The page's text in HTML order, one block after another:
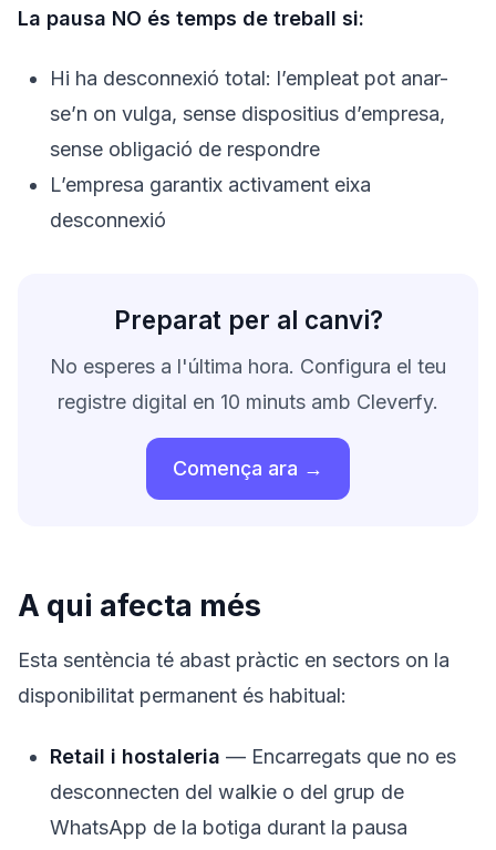
La pausa NO és temps de treball si:
Hi ha desconnexió total: l’empleat pot anar-
se’n on vulga, sense dispositius d’empresa,
sense obligació de respondre
L’empresa garantix activament eixa
desconnexió
Preparat per al canvi?
No esperes a l'última hora. Configura el teu
registre digital en 10 minuts amb Cleverfy.
Comença ara →
A qui afecta més
Esta sentència té abast pràctic en sectors on la
disponibilitat permanent és habitual:
Retail i hostaleria — Encarregats que no es
desconnecten del walkie o del grup de
WhatsApp de la botiga durant la pausa